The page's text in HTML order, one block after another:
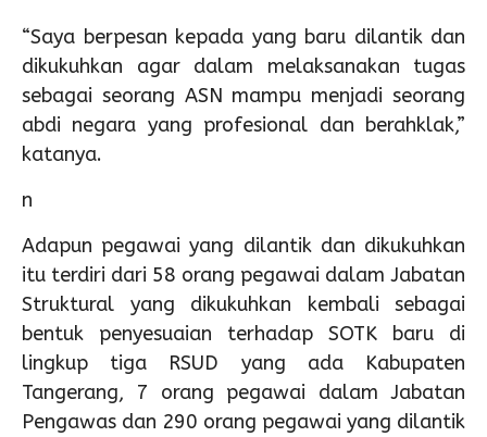
“Saya berpesan kepada yang baru dilantik dan
dikukuhkan agar dalam melaksanakan tugas
sebagai seorang ASN mampu menjadi seorang
abdi negara yang profesional dan berahklak,”
katanya.
n
Adapun pegawai yang dilantik dan dikukuhkan
itu terdiri dari 58 orang pegawai dalam Jabatan
Struktural yang dikukuhkan kembali sebagai
bentuk penyesuaian terhadap SOTK baru di
lingkup tiga RSUD yang ada Kabupaten
Tangerang, 7 orang pegawai dalam Jabatan
Pengawas dan 290 orang pegawai yang dilantik